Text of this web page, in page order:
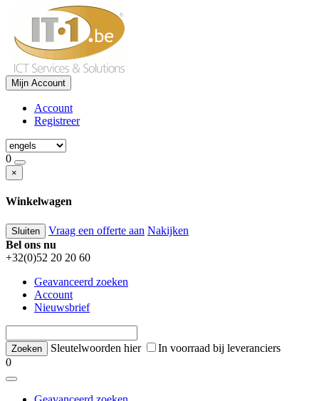
Mijn Account
Account
Registreer
0
×
Winkelwagen
Sluiten Vraag een offerte aan Nakijken
Bel ons nu
+32(0)52 20 20 60
Geavanceerd zoeken
Account
Nieuwsbrief
Sleutelwoorden hier
In voorraad bij leveranciers
0